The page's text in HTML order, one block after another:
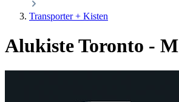
Transporter + Kisten
Alukiste Toronto - M